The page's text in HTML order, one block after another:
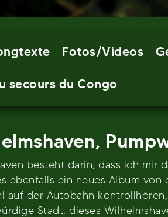
Fotos/Videos
secours du Congo
besteht darin, dass ich mir
ebenfalls ein neues Album
der Autobahn
Stadt, dieses